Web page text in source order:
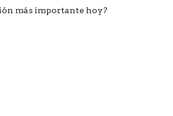
más importante hoy?